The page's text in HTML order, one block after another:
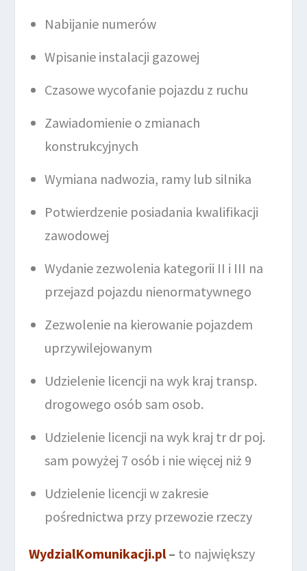
Nabijanie numerów
Wpisanie instalacji gazowej
Czasowe wycofanie pojazdu z ruchu
Zawiadomienie o zmianach
konstrukcyjnych
Wymiana nadwozia, ramy lub silnika
Potwierdzenie posiadania kwalifikacji
zawodowej
Wydanie zezwolenia kategorii II i III na
przejazd pojazdu nienormatywnego
Zezwolenie na kierowanie pojazdem
uprzywilejowanym
Udzielenie licencji na wyk kraj transp.
drogowego osób sam osob.
Udzielenie licencji na wyk kraj tr dr poj.
sam powyżej 7 osób i nie więcej niż 9
Udzielenie licencji w zakresie
pośrednictwa przy przewozie rzeczy
WydzialKomunikacji.pl – to największy